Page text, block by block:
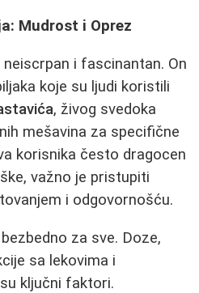
Mudrost i Oprez
i fascinantan. On
koje su ljudi koristili
, živog svedoka
mešavina za specifične
korisnika često dragocen
važno je pristupiti
i odgovornošću.
za sve. Doze,
sa lekovima i
ključni faktori.